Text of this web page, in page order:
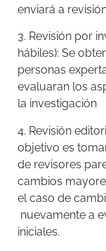
enviará a
3. Revisión por
hábiles): Se
personas
evaluaran los
la investigación
4. Revisión
objetivo es
de revisores
cambios
el caso de
nuevamente a
iniciales.